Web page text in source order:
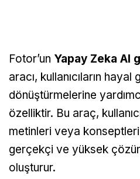
Fotor’un Yapay Zeka AI
aracı, kullanıcıların
dönüştürmelerine
özelliktir. Bu araç,
metinleri veya
gerçekçi ve yüksek
oluşturur.